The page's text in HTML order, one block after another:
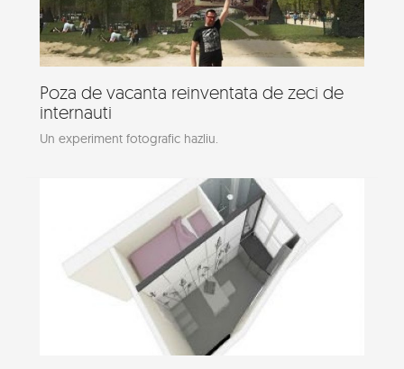
Poza de vacanta reinventata de zeci de
internauti
Un experiment fotografic hazliu.